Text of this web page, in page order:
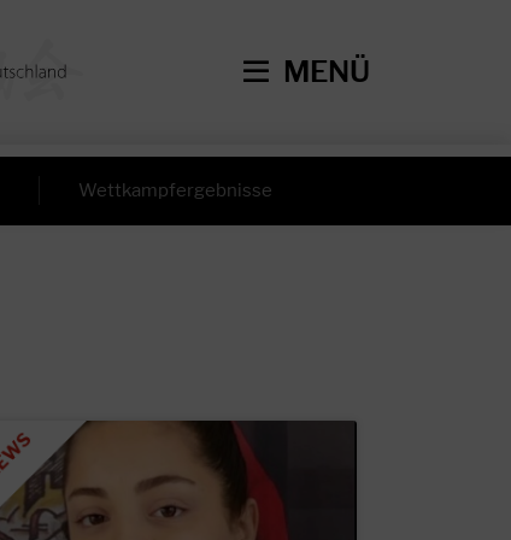
MENÜ
Wettkampfergebnisse